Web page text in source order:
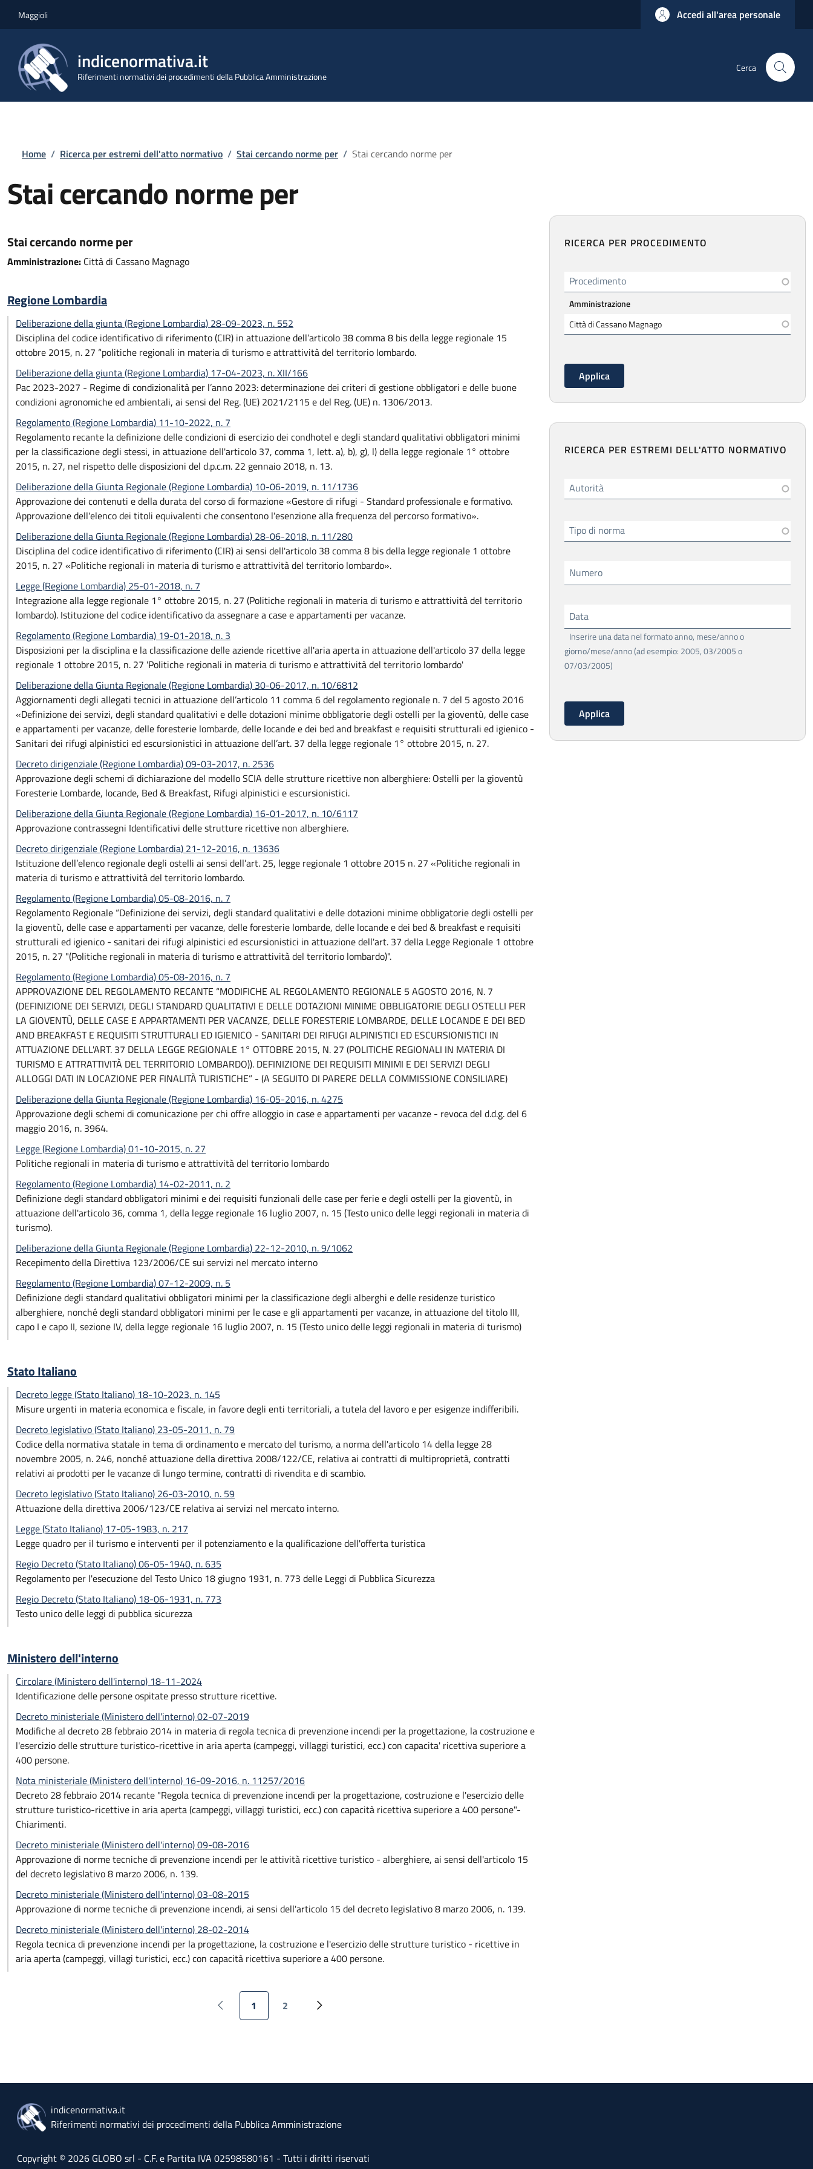
Maggioli Accedi all'area personale
indicenormativa.it
Riferimenti normativi dei procedimenti della Pubblica Amministrazione
Cerca
Briciole di pane
Home / Ricerca per estremi dell'atto normativo / Stai cercando norme per / Stai cercando norme per
Stai cercando norme per
Stai cercando norme per
Amministrazione: Città di Cassano Magnago
Regione Lombardia
Deliberazione della giunta (Regione Lombardia) 28-09-2023, n. 552
Disciplina del codice identificativo di riferimento (CIR) in attuazione dell’articolo 38 comma 8 bis della legge regionale 15
ottobre 2015, n. 27 “politiche regionali in materia di turismo e attrattività del territorio lombardo.
Deliberazione della giunta (Regione Lombardia) 17-04-2023, n. XII/166
Pac 2023-2027 - Regime di condizionalità per l’anno 2023: determinazione dei criteri di gestione obbligatori e delle buone
condizioni agronomiche ed ambientali, ai sensi del Reg. (UE) 2021/2115 e del Reg. (UE) n. 1306/2013.
Regolamento (Regione Lombardia) 11-10-2022, n. 7
Regolamento recante la definizione delle condizioni di esercizio dei condhotel e degli standard qualitativi obbligatori minimi
per la classificazione degli stessi, in attuazione dell'articolo 37, comma 1, lett. a), b), g), l) della legge regionale 1° ottobre
2015, n. 27, nel rispetto delle disposizioni del d.p.c.m. 22 gennaio 2018, n. 13.
Deliberazione della Giunta Regionale (Regione Lombardia) 10-06-2019, n. 11/1736
Approvazione dei contenuti e della durata del corso di formazione «Gestore di rifugi - Standard professionale e formativo.
Approvazione dell'elenco dei titoli equivalenti che consentono l'esenzione alla frequenza del percorso formativo».
Deliberazione della Giunta Regionale (Regione Lombardia) 28-06-2018, n. 11/280
Disciplina del codice identificativo di riferimento (CIR) ai sensi dell'articolo 38 comma 8 bis della legge regionale 1 ottobre
2015, n. 27 «Politiche regionali in materia di turismo e attrattività del territorio lombardo».
Legge (Regione Lombardia) 25-01-2018, n. 7
Integrazione alla legge regionale 1° ottobre 2015, n. 27 (Politiche regionali in materia di turismo e attrattività del territorio
lombardo). Istituzione del codice identificativo da assegnare a case e appartamenti per vacanze.
Regolamento (Regione Lombardia) 19-01-2018, n. 3
Disposizioni per la disciplina e la classificazione delle aziende ricettive all'aria aperta in attuazione dell'articolo 37 della legge
regionale 1 ottobre 2015, n. 27 'Politiche regionali in materia di turismo e attrattività del territorio lombardo'
Deliberazione della Giunta Regionale (Regione Lombardia) 30-06-2017, n. 10/6812
Aggiornamenti degli allegati tecnici in attuazione dell’articolo 11 comma 6 del regolamento regionale n. 7 del 5 agosto 2016
«Definizione dei servizi, degli standard qualitativi e delle dotazioni minime obbligatorie degli ostelli per la gioventù, delle case
e appartamenti per vacanze, delle foresterie lombarde, delle locande e dei bed and breakfast e requisiti strutturali ed igienico -
Sanitari dei rifugi alpinistici ed escursionistici in attuazione dell’art. 37 della legge regionale 1° ottobre 2015, n. 27.
Decreto dirigenziale (Regione Lombardia) 09-03-2017, n. 2536
Approvazione degli schemi di dichiarazione del modello SCIA delle strutture ricettive non alberghiere: Ostelli per la gioventù
Foresterie Lombarde, locande, Bed & Breakfast, Rifugi alpinistici e escursionistici.
Deliberazione della Giunta Regionale (Regione Lombardia) 16-01-2017, n. 10/6117
Approvazione contrassegni Identificativi delle strutture ricettive non alberghiere.
Decreto dirigenziale (Regione Lombardia) 21-12-2016, n. 13636
Istituzione dell’elenco regionale degli ostelli ai sensi dell’art. 25, legge regionale 1 ottobre 2015 n. 27 «Politiche regionali in
materia di turismo e attrattività del territorio lombardo.
Regolamento (Regione Lombardia) 05-08-2016, n. 7
Regolamento Regionale “Definizione dei servizi, degli standard qualitativi e delle dotazioni minime obbligatorie degli ostelli per
la gioventù, delle case e appartamenti per vacanze, delle foresterie lombarde, delle locande e dei bed & breakfast e requisiti
strutturali ed igienico - sanitari dei rifugi alpinistici ed escursionistici in attuazione dell'art. 37 della Legge Regionale 1 ottobre
2015, n. 27 "(Politiche regionali in materia di turismo e attrattività del territorio lombardo)".
Regolamento (Regione Lombardia) 05-08-2016, n. 7
APPROVAZIONE DEL REGOLAMENTO RECANTE “MODIFICHE AL REGOLAMENTO REGIONALE 5 AGOSTO 2016, N. 7
(DEFINIZIONE DEI SERVIZI, DEGLI STANDARD QUALITATIVI E DELLE DOTAZIONI MINIME OBBLIGATORIE DEGLI OSTELLI PER
LA GIOVENTÙ, DELLE CASE E APPARTAMENTI PER VACANZE, DELLE FORESTERIE LOMBARDE, DELLE LOCANDE E DEI BED
AND BREAKFAST E REQUISITI STRUTTURALI ED IGIENICO - SANITARI DEI RIFUGI ALPINISTICI ED ESCURSIONISTICI IN
ATTUAZIONE DELL'ART. 37 DELLA LEGGE REGIONALE 1° OTTOBRE 2015, N. 27 (POLITICHE REGIONALI IN MATERIA DI
TURISMO E ATTRATTIVITÀ DEL TERRITORIO LOMBARDO)). DEFINIZIONE DEI REQUISITI MINIMI E DEI SERVIZI DEGLI
ALLOGGI DATI IN LOCAZIONE PER FINALITÀ TURISTICHE” - (A SEGUITO DI PARERE DELLA COMMISSIONE CONSILIARE)
Deliberazione della Giunta Regionale (Regione Lombardia) 16-05-2016, n. 4275
Approvazione degli schemi di comunicazione per chi offre alloggio in case e appartamenti per vacanze - revoca del d.d.g. del 6
maggio 2016, n. 3964.
Legge (Regione Lombardia) 01-10-2015, n. 27
Politiche regionali in materia di turismo e attrattività del territorio lombardo
Regolamento (Regione Lombardia) 14-02-2011, n. 2
Definizione degli standard obbligatori minimi e dei requisiti funzionali delle case per ferie e degli ostelli per la gioventù, in
attuazione dell'articolo 36, comma 1, della legge regionale 16 luglio 2007, n. 15 (Testo unico delle leggi regionali in materia di
turismo).
Deliberazione della Giunta Regionale (Regione Lombardia) 22-12-2010, n. 9/1062
Recepimento della Direttiva 123/2006/CE sui servizi nel mercato interno
Regolamento (Regione Lombardia) 07-12-2009, n. 5
Definizione degli standard qualitativi obbligatori minimi per la classificazione degli alberghi e delle residenze turistico
alberghiere, nonché degli standard obbligatori minimi per le case e gli appartamenti per vacanze, in attuazione del titolo III,
capo I e capo II, sezione IV, della legge regionale 16 luglio 2007, n. 15 (Testo unico delle leggi regionali in materia di turismo)
Stato Italiano
Decreto legge (Stato Italiano) 18-10-2023, n. 145
Misure urgenti in materia economica e fiscale, in favore degli enti territoriali, a tutela del lavoro e per esigenze indifferibili.
Decreto legislativo (Stato Italiano) 23-05-2011, n. 79
Codice della normativa statale in tema di ordinamento e mercato del turismo, a norma dell'articolo 14 della legge 28
novembre 2005, n. 246, nonché attuazione della direttiva 2008/122/CE, relativa ai contratti di multiproprietà, contratti
relativi ai prodotti per le vacanze di lungo termine, contratti di rivendita e di scambio.
Decreto legislativo (Stato Italiano) 26-03-2010, n. 59
Attuazione della direttiva 2006/123/CE relativa ai servizi nel mercato interno.
Legge (Stato Italiano) 17-05-1983, n. 217
Legge quadro per il turismo e interventi per il potenziamento e la qualificazione dell'offerta turistica
Regio Decreto (Stato Italiano) 06-05-1940, n. 635
Regolamento per l'esecuzione del Testo Unico 18 giugno 1931, n. 773 delle Leggi di Pubblica Sicurezza
Regio Decreto (Stato Italiano) 18-06-1931, n. 773
Testo unico delle leggi di pubblica sicurezza
Ministero dell'interno
Circolare (Ministero dell'interno) 18-11-2024
Identificazione delle persone ospitate presso strutture ricettive.
Decreto ministeriale (Ministero dell'interno) 02-07-2019
Modifiche al decreto 28 febbraio 2014 in materia di regola tecnica di prevenzione incendi per la progettazione, la costruzione e
l'esercizio delle strutture turistico-ricettive in aria aperta (campeggi, villaggi turistici, ecc.) con capacita' ricettiva superiore a
400 persone.
Nota ministeriale (Ministero dell'interno) 16-09-2016, n. 11257/2016
Decreto 28 febbraio 2014 recante "Regola tecnica di prevenzione incendi per la progettazione, costruzione e l'esercizio delle
strutture turistico-ricettive in aria aperta (campeggi, villaggi turistici, ecc.) con capacità ricettiva superiore a 400 persone"-
Chiarimenti.
Decreto ministeriale (Ministero dell'interno) 09-08-2016
Approvazione di norme tecniche di prevenzione incendi per le attività ricettive turistico - alberghiere, ai sensi dell'articolo 15
del decreto legislativo 8 marzo 2006, n. 139.
Decreto ministeriale (Ministero dell'interno) 03-08-2015
Approvazione di norme tecniche di prevenzione incendi, ai sensi dell'articolo 15 del decreto legislativo 8 marzo 2006, n. 139.
Decreto ministeriale (Ministero dell'interno) 28-02-2014
Regola tecnica di prevenzione incendi per la progettazione, la costruzione e l'esercizio delle strutture turistico - ricettive in
aria aperta (campeggi, villagi turistici, ecc.) con capacità ricettiva superiore a 400 persone.
Paginazione
Pagina precedente
Pagina attuale
1
Page
2
Pagina successiva
RICERCA PER PROCEDIMENTO
Procedimento
Amministrazione
RICERCA PER ESTREMI DELL'ATTO NORMATIVO
Autorità
Tipo di norma
Numero
Data
Inserire una data nel formato anno, mese/anno o
giorno/mese/anno (ad esempio: 2005, 03/2005 o
07/03/2005)
indicenormativa.it
Riferimenti normativi dei procedimenti della Pubblica Amministrazione
Copyright © 2026 GLOBO srl - C.F. e Partita IVA 02598580161 - Tutti i diritti riservati